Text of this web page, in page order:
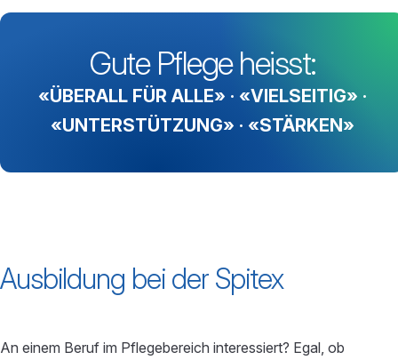
Gute Pflege heisst:
«ÜBERALL FÜR ALLE» · «VIELSEITIG» ·
«UNTERSTÜTZUNG» · «STÄRKEN»
Ausbildung bei der Spitex
An einem Beruf im Pflegebereich interessiert? Egal, ob